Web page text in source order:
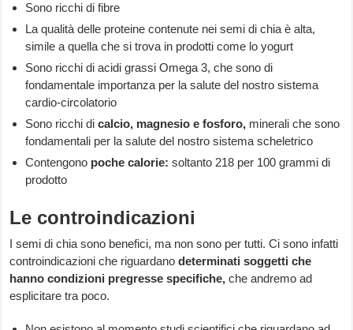
Sono ricchi di fibre
La qualità delle proteine contenute nei semi di chia è alta,
simile a quella che si trova in prodotti come lo yogurt
Sono ricchi di acidi grassi Omega 3, che sono di
fondamentale importanza per la salute del nostro sistema
cardio-circolatorio
Sono ricchi dicalcio, magnesio e fosforo, minerali che sono
fondamentali per la salute del nostro sistema scheletrico
Contengono poche calorie:soltanto 218 per 100 grammi di
prodotto
Le controindicazioni
I semi di chia sono benefici, ma non sono per tutti. Ci sono infatti
controindicazioni che riguardanodeterminati soggetti che
hanno condizioni pregresse specifiche,che andremo ad
esplicitare tra poco.